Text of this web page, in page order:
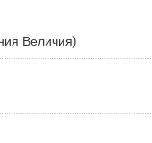
Величия)